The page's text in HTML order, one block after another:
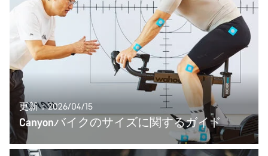
更新：2026/04/15
Canyonバイクのサイズに関するガイド